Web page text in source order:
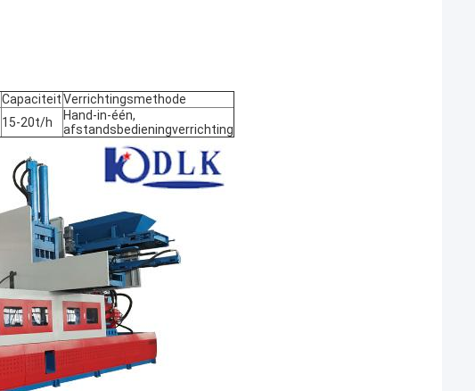
CapaciteitVerrichtingsmethode
15-20t/h
Hand-in-één,
afstandsbedieningverrichting